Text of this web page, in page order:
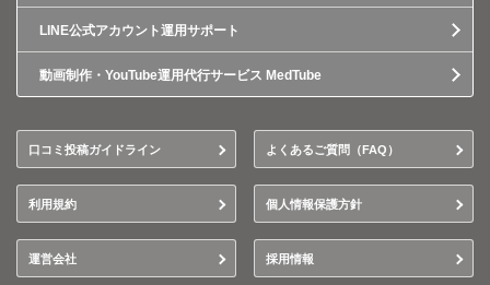
LINE公式アカウント運用サポート
動画制作・YouTube運用代行サービス MedTube
口コミ投稿ガイドライン よくあるご質問（FAQ）
利用規約 個人情報保護方針
運営会社 採用情報